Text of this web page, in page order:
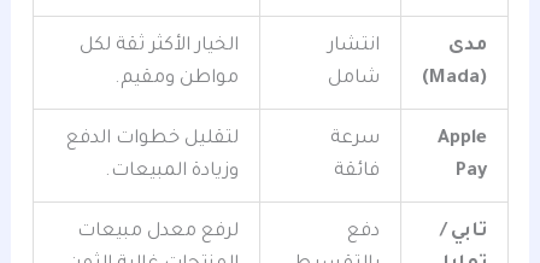
مدى
(Mada)
انتشار
شامل
الخيار الأكثر ثقة لكل
مواطن ومقيم.
Apple
Pay
سرعة
فائقة
لتقليل خطوات الدفع
وزيادة المبيعات.
تابي /
دفع
لرفع معدل مبيعات